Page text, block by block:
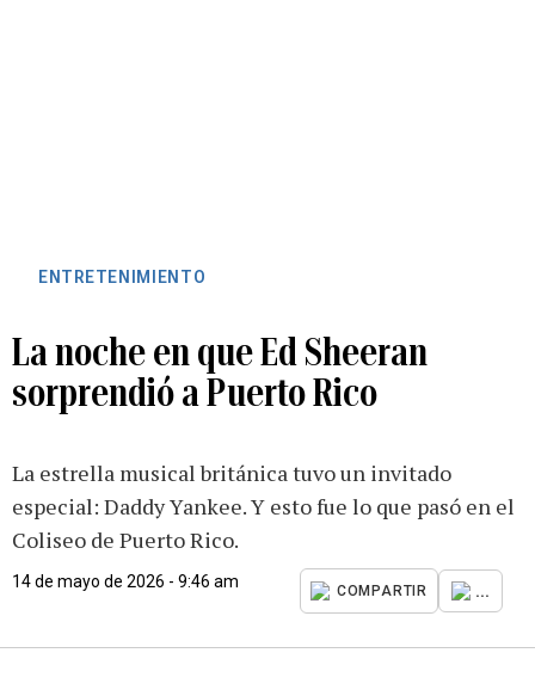
ENTRETENIMIENTO
La noche en que Ed Sheeran
sorprendió a Puerto Rico
La estrella musical británica tuvo un invitado
especial: Daddy Yankee. Y esto fue lo que pasó en el
Coliseo de Puerto Rico.
14 de mayo de 2026 - 9:46 am
COMPARTIR ...